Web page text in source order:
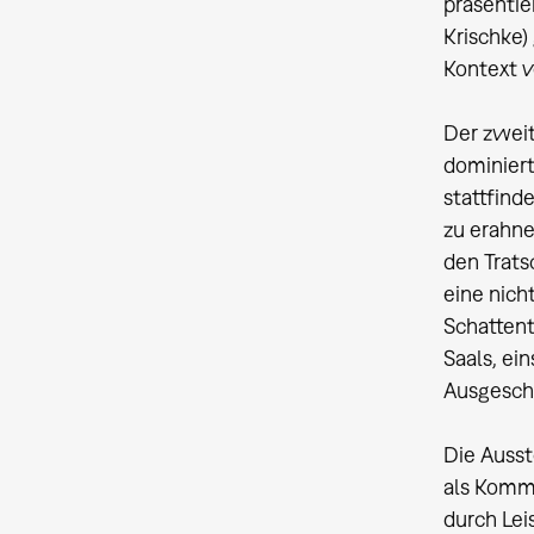
Kontext
Der
zu
den
eine
Saals,
Die
als
durch